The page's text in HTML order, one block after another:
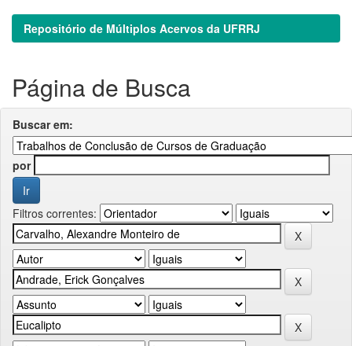
Repositório de Múltiplos Acervos da UFRRJ
Página de Busca
Buscar em:
por
Filtros correntes: